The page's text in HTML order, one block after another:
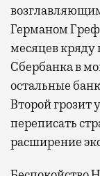
Германом
месяцев кряду
Сбербанка в
остальные
Второй грозит
переписать
расширение